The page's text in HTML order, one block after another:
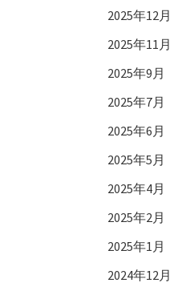
2025年12月
2025年11月
2025年9月
2025年7月
2025年6月
2025年5月
2025年4月
2025年2月
2025年1月
2024年12月